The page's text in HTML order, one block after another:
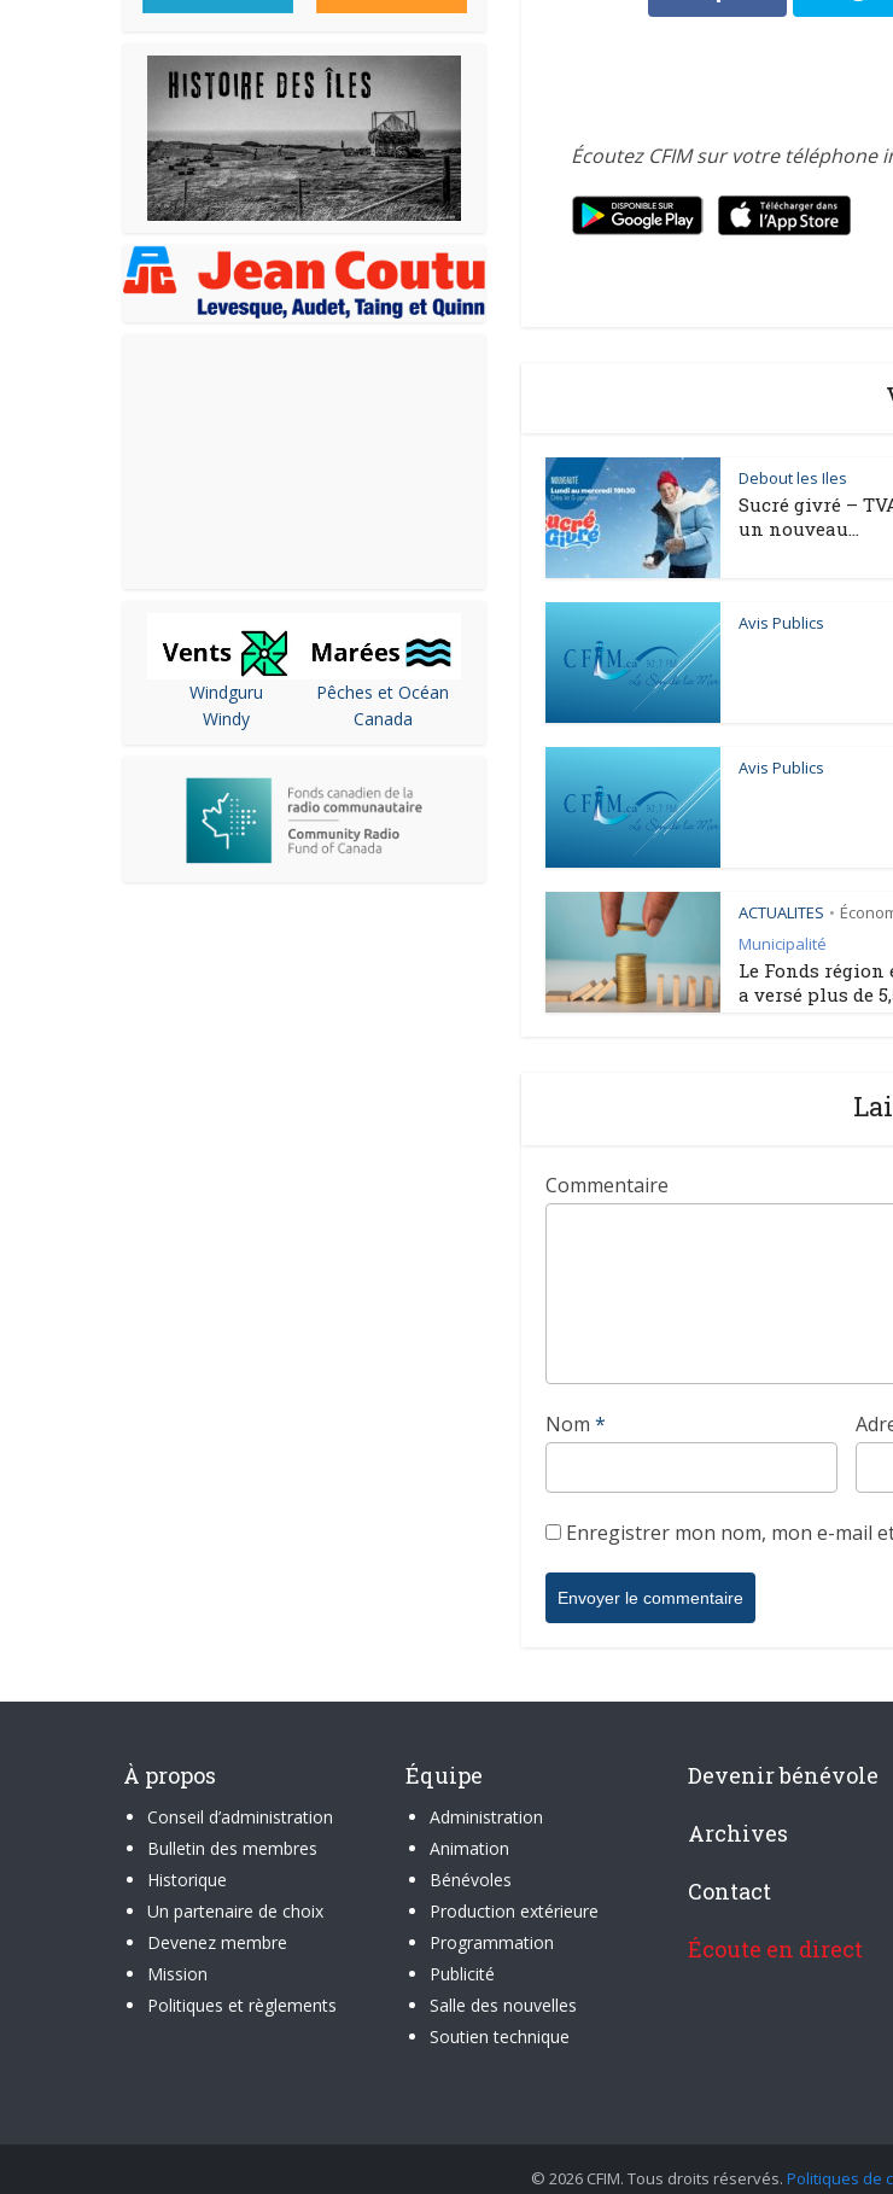
Windguru
Windy
Pêches et Océan
Canada
Écoutez CFIM sur votre téléphone
Debout les Iles
Sucré givré –
un nouveau...
Avis Publics
Avis Publics
ACTUALITES •
Municipalité
Le Fonds
a versé plus de
Commentaire
Nom *
Enregistrer mon nom, mon e-mail
À propos
Conseil d’administration
Bulletin des membres
Historique
Un partenaire de choix
Devenez membre
Mission
Politiques et règlements
Équipe
Administration
Animation
Bénévoles
Production extérieure
Programmation
Publicité
Salle des nouvelles
Soutien technique
Devenir bénévole
Archives
Contact
Écoute en direct
© 2026 CFIM. Tous droits réservés. Politiques de